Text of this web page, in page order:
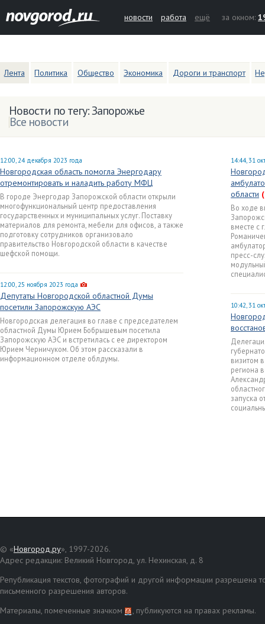
новости работа ещё за окном:
Лента Политика Общество Экономика Дороги и транспорт
Новости по тегу: Запорожье
Все новости
12:00, 24 декабря 2023 года
Новгородская область помогла Энергодару
отремонтировать и наладить работу МФЦ
В городе Энергодар Запорожской области открыли
многофункциональный центр предоставления
государственных и муниципальных услуг. Поставку
материалов для ремонта, мебели для офисов, а также
подготовку сотрудников организовало
правительство Новгородской области в качестве
шефской помощи.
12:00, 25 ноября 2023 года
Депутаты Новгородской областной Думы
посетили Запорожскую АЭС
Новгородская делегация во главе с председателем
областной Думы Юрием Бобрышевым посетила
Запорожскую АЭС и встретилась с ее директором
Юрием Черничуком. Об этом рассказали в
информационном отделе облдумы.
14:44, 31
области
Во ходе
вместе с
пресс-
10:42, 31
визитом
региона
запуска
© «Новгород.ру», 1997-2026.
Адрес редакции: Великий Новгород, ул. Нехинская, д. 8
Републикация текстов, фотографий и другой информации разрешена
письменного разрешения авторов.
Материалы, помеченные значком
, публикуются на правах рекламы.